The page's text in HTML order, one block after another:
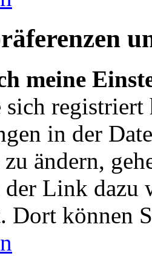
meine
sich
in der
ändern,
der Link dazu
Dort können